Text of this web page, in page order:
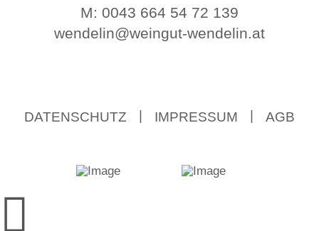
M: 0043 664 54 72 139
wendelin@weingut-wendelin.at
DATENSCHUTZ IMPRESSUM AGB